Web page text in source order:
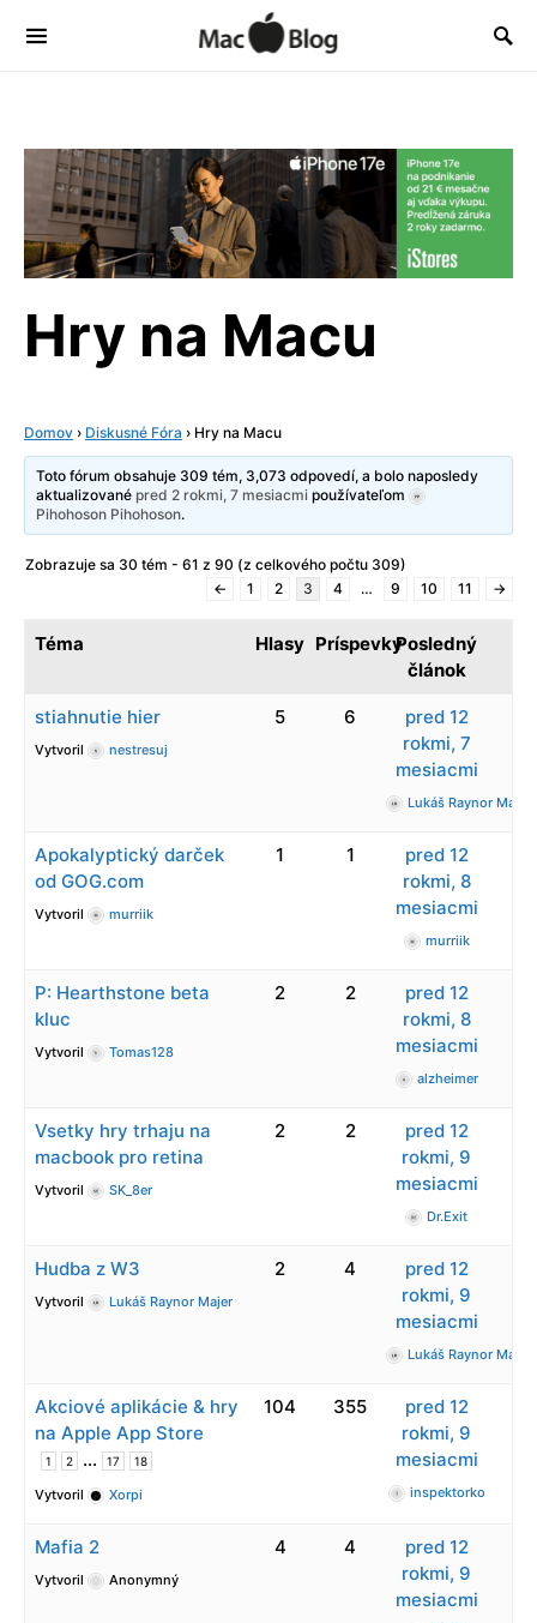
Hry na Macu
Domov › Diskusné Fóra › Hry na Macu
Toto fórum obsahuje 309 tém, 3,073 odpovedí, a bolo naposledy
aktualizovanépred 2 rokmi, 7 mesiacmi používateľom
Pihohoson Pihohoson.
Zobrazuje sa 30 tém - 61 z 90 (z celkového počtu 309)
←
1 2 3 4 … 9 10 11 →
Téma Hlasy PríspevkyPosledný
článok
stiahnutie hier
Vytvoril nestresuj
5 6
pred 12
rokmi, 7
mesiacmi
Lukáš Raynor Majer
Apokalyptický darček
od GOG.com
Vytvoril murriik
1 1
pred 12
rokmi, 8
mesiacmi
murriik
P: Hearthstone beta
kluc
Vytvoril Tomas128
2 2
pred 12
rokmi, 8
mesiacmi
alzheimer
Vsetky hry trhaju na
macbook pro retina
Vytvoril SK_8er
2 2
pred 12
rokmi, 9
mesiacmi
Dr.Exit
Hudba z W3
Vytvoril Lukáš Raynor Majer
2 4
pred 12
rokmi, 9
mesiacmi
Lukáš Raynor Majer
Akciové aplikácie & hry
na Apple App Store
1 2 … 17 18
Vytvoril Xorpi
104 355
pred 12
rokmi, 9
mesiacmi
inspektorko
Mafia 2
Vytvoril Anonymný
4 4
pred 12
rokmi, 9
mesiacmi